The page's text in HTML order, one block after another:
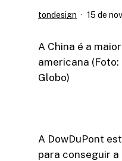
tondesign 15 de
A China é a
americana (Foto:
Globo)
A DowDuPont
para conseguir a